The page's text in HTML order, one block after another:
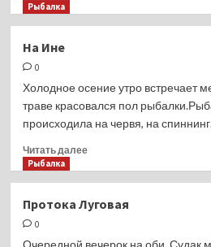
продажи
90
Рыбалка
На Ине
0
Холодное осение утро встречает
траве красовался пол
происходила на червя, на
Читать далееПрочитать
Ине
Рыбалка
Протока Луговая
0
Очередной вечерок на оби. Судак